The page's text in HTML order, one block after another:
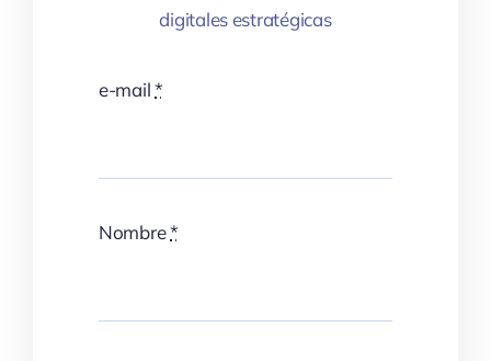
digitales estratégicas
e-mail*
Nombre*